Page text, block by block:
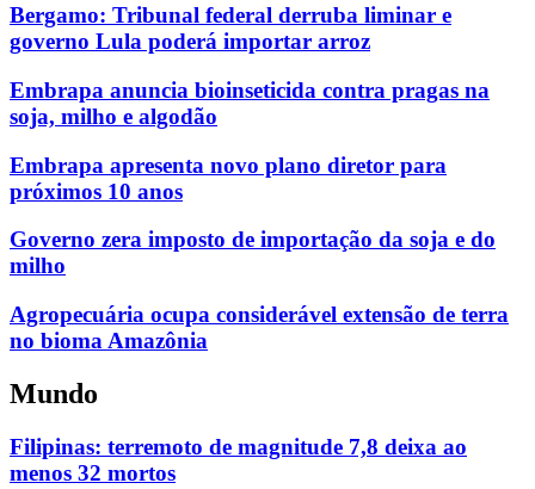
Bergamo: Tribunal federal derruba liminar e
governo Lula poderá importar arroz
Embrapa anuncia bioinseticida contra pragas na
soja, milho e algodão
Embrapa apresenta novo plano diretor para
próximos 10 anos
Governo zera imposto de importação da soja e do
milho
Agropecuária ocupa considerável extensão de terra
no bioma Amazônia
Mundo
Filipinas: terremoto de magnitude 7,8 deixa ao
menos 32 mortos